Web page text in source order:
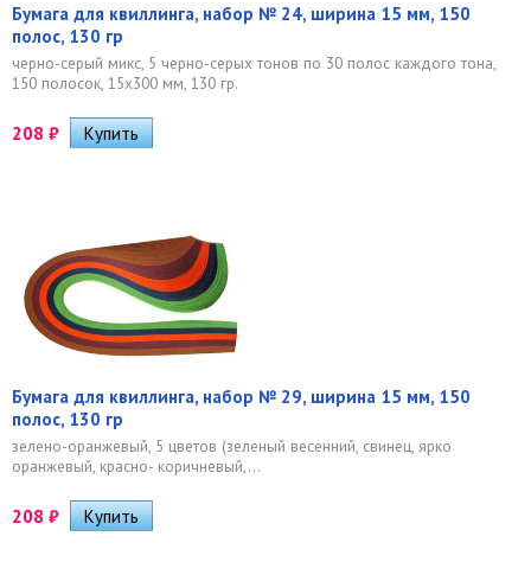
Бумага для квиллинга, набор № 24, ширина 15 мм, 150
полос, 130 гр
черно-серый микс, 5 черно-серых тонов по 30 полос каждого тона,
150 полосок, 15х300 мм, 130 гр.
208 ₽
Бумага для квиллинга, набор № 29, ширина 15 мм, 150
полос, 130 гр
зелено-оранжевый, 5 цветов (зеленый весенний, свинец, ярко
оранжевый, красно- коричневый,...
208 ₽